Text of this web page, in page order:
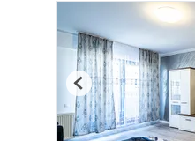
Previous